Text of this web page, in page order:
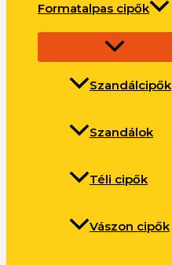
Formatalpas cipők
Szandálcipők
Szandálok
Téli cipők
Vászon cipők